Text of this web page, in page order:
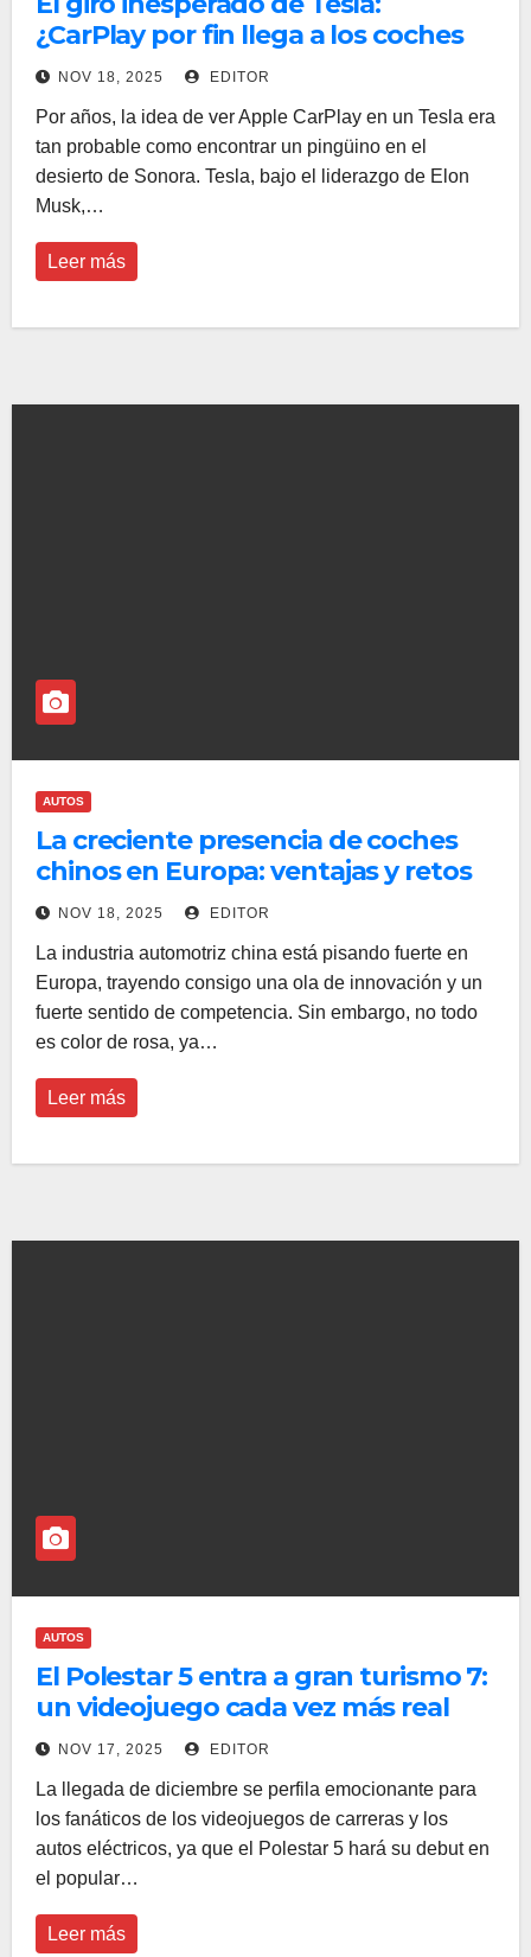
¿CarPlay por fin llega a los coches
de Elon Musk?
NOV 18, 2025 EDITOR
Por años, la idea de ver Apple CarPlay en un Tesla era
tan probable como encontrar un pingüino en el
desierto de Sonora. Tesla, bajo el liderazgo de Elon
Musk,…
Leer más
AUTOS
La creciente presencia de coches
chinos en Europa: ventajas y retos
NOV 18, 2025 EDITOR
La industria automotriz china está pisando fuerte en
Europa, trayendo consigo una ola de innovación y un
fuerte sentido de competencia. Sin embargo, no todo
es color de rosa, ya…
Leer más
AUTOS
El Polestar 5 entra a gran turismo 7:
un videojuego cada vez más real
NOV 17, 2025 EDITOR
La llegada de diciembre se perfila emocionante para
los fanáticos de los videojuegos de carreras y los
autos eléctricos, ya que el Polestar 5 hará su debut en
el popular…
Leer más